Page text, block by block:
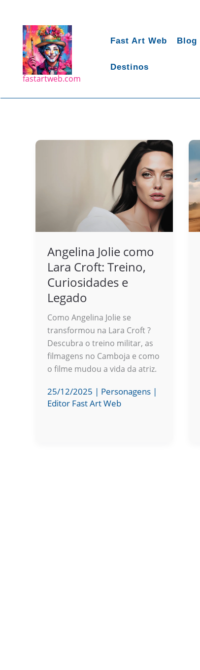
conteúdo
fastartweb.com
Fast Art Web Blog
Destinos
Angelina Jolie como
Lara Croft: Treino,
Curiosidades e
Legado
Como Angelina Jolie se
transformou na Lara Croft ?
Descubra o treino militar, as
filmagens no Camboja e como
o filme mudou a vida da atriz.
25/12/2025 | Personagens |
Editor Fast Art Web